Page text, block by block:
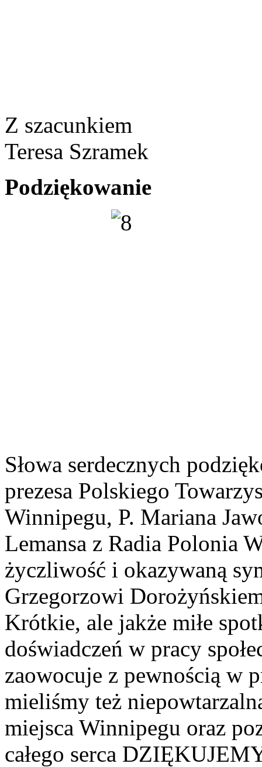
Z szacunkiem
Teresa Szramek
Podziękowanie
Słowa serdecznych
prezesa Polskiego
Winnipegu, P. Mariana
Lemansa z Radia Polonia
życzliwość i okazywaną
Grzegorzowi
Krótkie, ale jakże miłe
doświadczeń w pracy
zaowocuje z pewnością w
mieliśmy też
miejsca Winnipegu oraz
całego serca